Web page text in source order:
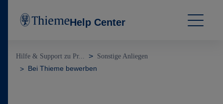
Help Center
Hilfe & Support zu Pr... Sonstige Anliegen
Bei Thieme bewerben